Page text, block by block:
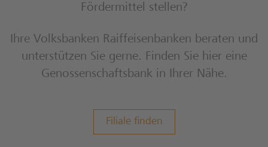
Fördermittel stellen?
Ihre Volksbanken Raiffeisenbanken beraten und
unterstützen Sie gerne. Finden Sie hier eine
Genossenschaftsbank in Ihrer Nähe.
Filiale finden